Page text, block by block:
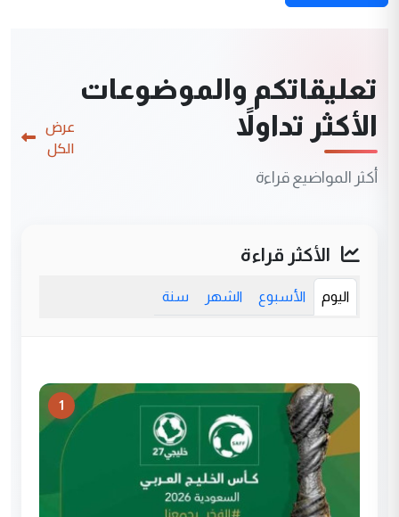
تعليقاتكم والموضوعات
الأكثر تداولاً
أكثر المواضيع قراءة
عرض
الكل
الأكثر قراءة
اليوم الأسبوع الشهر سنة
1